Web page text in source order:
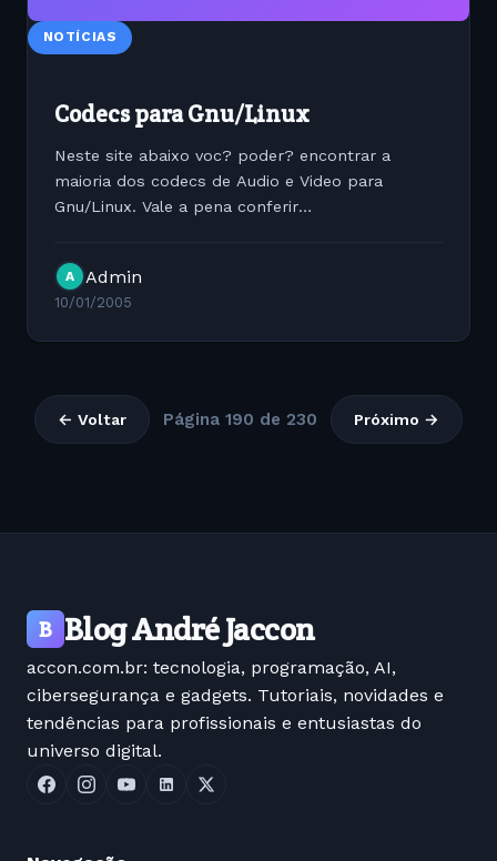
NOTÍCIAS
Codecs para Gnu/Linux
Neste site abaixo voc? poder? encontrar a
maioria dos codecs de Audio e Video para
Gnu/Linux. Vale a pena conferir
A Admin
10/01/2005
← Voltar Página 190 de 230 Próximo →
B Blog André Jaccon
accon.com.br: tecnologia, programação, AI,
cibersegurança e gadgets. Tutoriais, novidades e
tendências para profissionais e entusiastas do
universo digital.